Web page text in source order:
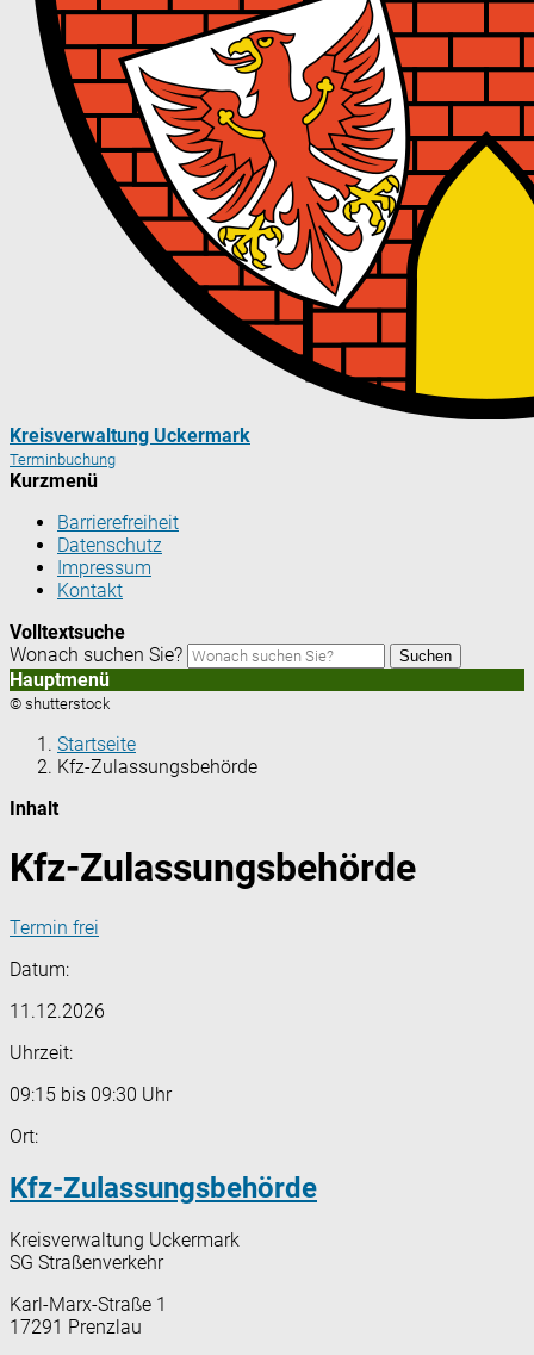
Kreisverwaltung Uckermark
Terminbuchung
Kurzmenü
Barrierefreiheit
Datenschutz
Impressum
Kontakt
Volltextsuche
Wonach suchen Sie?
Suchen
Hauptmenü
© shutterstock
Startseite
Kfz-Zulassungsbehörde
Inhalt
Kfz-Zulassungsbehörde
Termin frei
Datum:
11.12.2026
Uhrzeit:
09:15 bis 09:30 Uhr
Ort:
Kfz-Zulassungsbehörde
Kreisverwaltung Uckermark
SG Straßenverkehr
Karl-Marx-Straße 1
17291 Prenzlau